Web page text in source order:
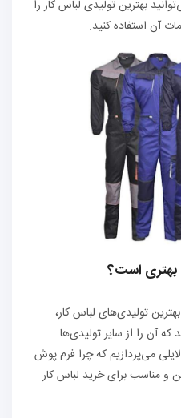
بهترین تولیدی لباس کار را
آن استفاده کنید.
بهتری است؟
تولیدی‌های لباس کار،
آن را از سایر تولیدی‌ها
می‌پردازیم که چرا فرم پوش
و مناسب برای خرید لباس کار